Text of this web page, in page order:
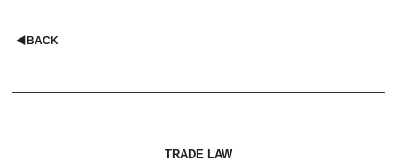
◀︎BACK
TRADE LAW